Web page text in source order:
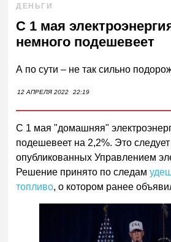
ДЕНЬГИ
С 1 мая
немного подешевеет
А по сути – не так сильно
12 АПРЕЛЯ 2022 22:19
С 1 мая "домашняя"
подешевеет на 2,2%. Это
опубликованных Управлением
Решение принято по следам
топливо, о котором ранее